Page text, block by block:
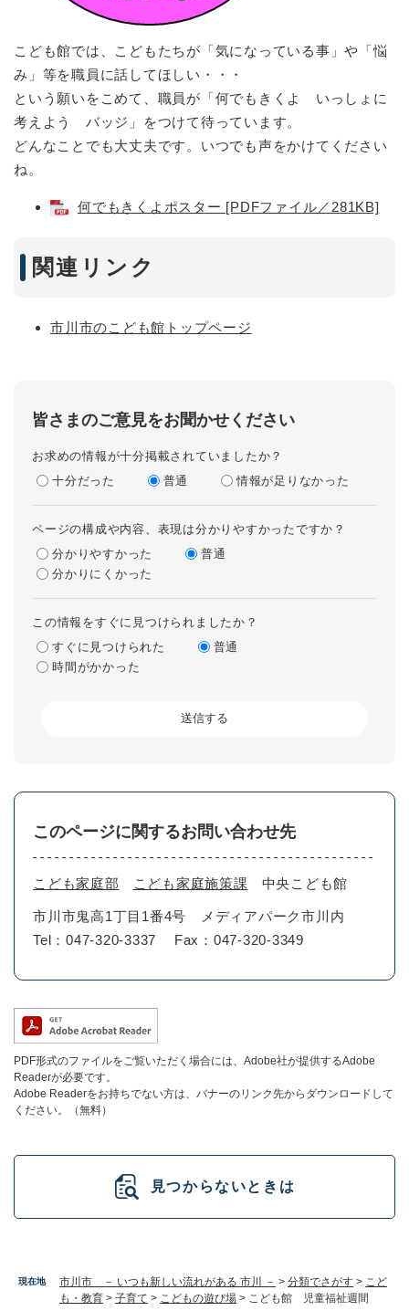
現在地 市川市 － いつも新しい流れがある 市川 － > 分類でさがす > こど
も・教育 > 子育て > こどもの遊び場 > こども館 児童福祉週間
こども館では、こどもたちが「気になっている事」や「悩
み」等を職員に話してほしい・・・
という願いをこめて、職員が「何でもきくよ いっしょに
考えよう バッジ」をつけて待っています。
どんなことでも大丈夫です。いつでも声をかけてください
ね。
何でもきくよポスター [PDFファイル／281KB]
関連リンク
市川市のこども館トップページ
皆さまのご意見をお聞かせください
お求めの情報が十分掲載されていましたか？
十分だった
普通 情報が足りなかった
ページの構成や内容、表現は分かりやすかったですか？
分かりやすかった
普通
分かりにくかった
この情報をすぐに見つけられましたか？
すぐに見つけられた
普通
時間がかかった
このページに関するお問い合わせ先
こども家庭部 こども家庭施策課 中央こども館
市川市鬼高1丁目1番4号 メディアパーク市川内
Tel：047‐320‐3337
Fax：047‐320‐3349
PDF形式のファイルをご覧いただく場合には、Adobe社が提供するAdobe
Readerが必要です。
Adobe Readerをお持ちでない方は、バナーのリンク先からダウンロードして
ください。（無料）
見つからないときは